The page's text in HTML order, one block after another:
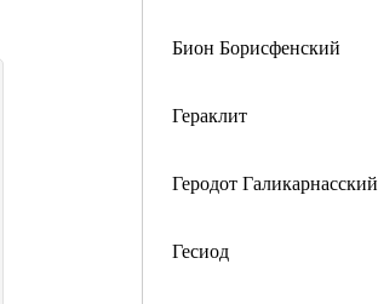
Бион Борисфенский
Гераклит
Геродот Галикарнасский
Гесиод